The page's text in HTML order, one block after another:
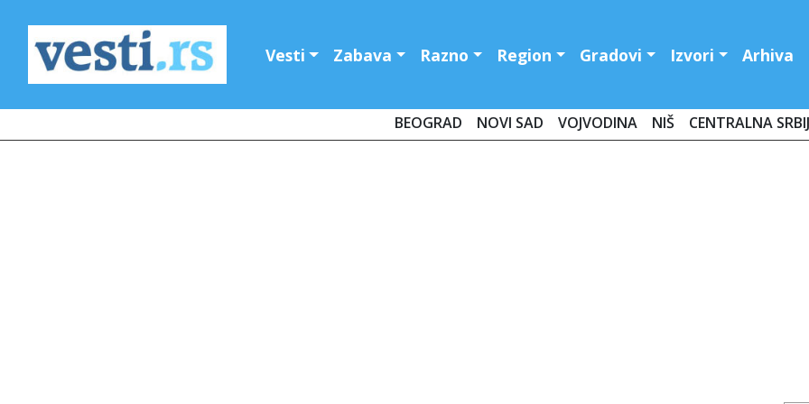
Vesti Zabava Razno Region Gradovi Izvori Arhiva
BEOGRAD NOVI SAD VOJVODINA NIŠ CENTRALNA